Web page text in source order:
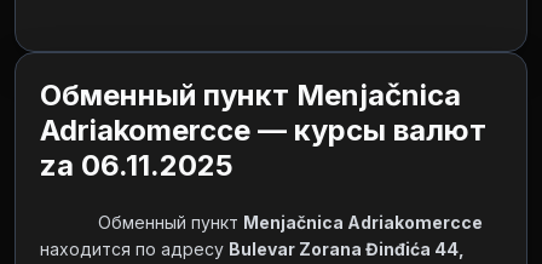
Обменный пункт Menjačnica
Adriakomercce — курсы валют
za 06.11.2025
            Обменный пункт
Menjačnica Adriakomercce
находится по адресу Bulevar Zorana Đinđića 44,